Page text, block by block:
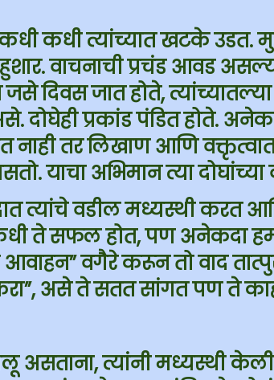
कधी त्यांच्यात खटके उडत.
हुशार. वाचनाची प्रचंड आवड
दिवस जात होते,
दोघेही प्रकांड पंडित होते.
नाही तर लिखाण आणि
याचा अभिमान त्या दोघांच्या
त्यांचे वडील मध्यस्थी करत
ते सफल होत, पण अनेकदा
वगैरे करून तो वाद
असे ते सतत सांगत पण ते
असताना, त्यांनी मध्यस्थी